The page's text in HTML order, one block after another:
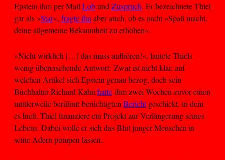
Epstein ihm per Mail Lobund Zuspruch. Er bezeichnete Thiel
gar als »Star«, fragte ihn aber auch, ob es nicht »Spaß macht,
deine allgemeine Bekanntheit zu erhöhen«.
»Nicht wirklich […] das muss aufhören!«, lautete Thiels
wenig überraschende Antwort: Zwar ist nicht klar, auf
welchen Artikel sich Epstein genau bezog, doch sein
Buchhalter Richard Kahn hatteihm zwei Wochen zuvor einen
mittlerweile berühmt-berüchtigten Berichtgeschickt, in dem
es hieß, Thiel finanziere ein Projekt zur Verlängerung seines
Lebens. Dabei wolle er sich das Blut junger Menschen in
seine Adern pumpen lassen.